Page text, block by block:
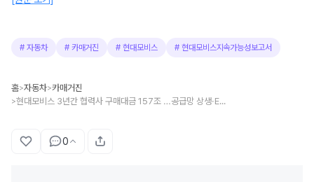
# 자동차 # 카매거진 #현대모비스 # 현대모비스지속가능성보고서
홈>자동차>카매거진
> 현대모비스 3년간 협력사 구매대금 157조 …공급망 상생·ESG 경영 강화
0